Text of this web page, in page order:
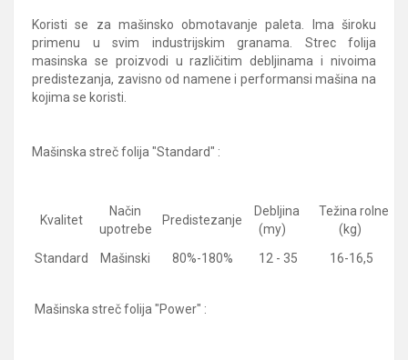
Koristi se za mašinsko obmotavanje paleta. Ima široku
primenu u svim industrijskim granama. Strec folija
masinska se proizvodi u različitim debljinama i nivoima
predistezanja, zavisno od namene i performansi mašina na
kojima se koristi.
Mašinska streč folija "Standard" :
Kvalitet
Način
upotrebe
Predistezanje
Debljina
(my)
Težina rolne
(kg)
Standard Mašinski 80%-180% 12 - 35 16-16,5
Mašinska streč folija "Power" :